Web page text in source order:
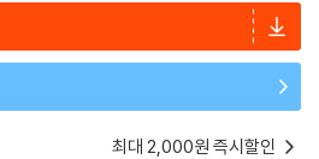
최대 2,000원 즉시할인